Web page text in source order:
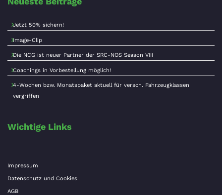
Jetzt 50% sichern!
Image-Clip
Die NCG ist neuer Partner der SRC-NOS Season VIII
Coachings in Vorbestellung möglich!
4-Wochen bzw. Monatspaket aktuell für versch. Fahrzeugklassen
vergriffen
Wichtige Links
Impressum
Datenschutz und Cookies
AGB